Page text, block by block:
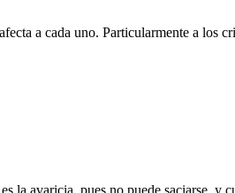
a cada uno. Particularmente a los
la avaricia, pues no puede saciarse, y